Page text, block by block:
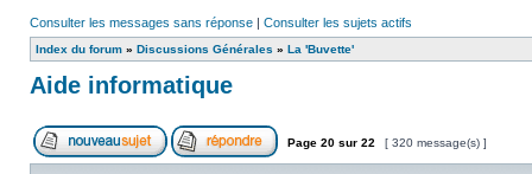
Consulter les messages sans réponse | Consulter les sujets actifs
Index du forum » Discussions Générales » La 'Buvette'
Aide informatique
Page 20 sur 22 [ 320 message(s) ]